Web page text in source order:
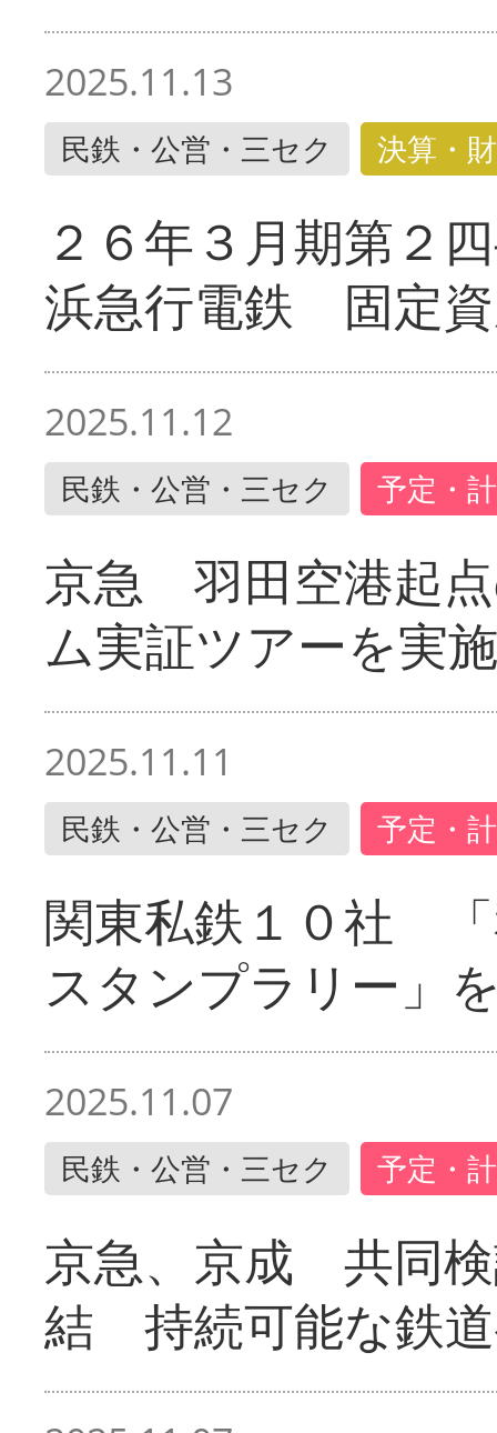
2025.11.13
民鉄・公営・三セク 決算・
２６年３月期第２
浜急行電鉄 固定
2025.11.12
民鉄・公営・三セク 予定・
京急 羽田空港起
ム実証ツアーを実施
2025.11.11
民鉄・公営・三セク 予定・
関東私鉄１０社
スタンプラリー」
2025.11.07
民鉄・公営・三セク 予定・
京急、京成 共同
結 持続可能な鉄